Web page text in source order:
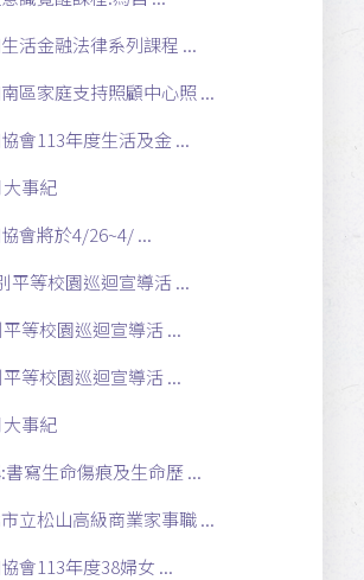
活金融法律系列課程 ...
區家庭支持照顧中心照 ...
會113年度生活及金 ...
事紀
會將於4/26~4/ ...
平等校園巡迴宣導活 ...
等校園巡迴宣導活 ...
等校園巡迴宣導活 ...
事紀
寫生命傷痕及生命歷 ...
立松山高級商業家事職 ...
會113年度38婦女 ...